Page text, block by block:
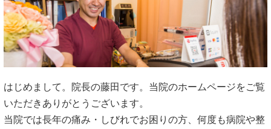
はじめまして。院長の藤田です。当院のホームページをご覧
いただきありがとうございます。
当院では長年の痛み・しびれでお困りの方、何度も病院や整